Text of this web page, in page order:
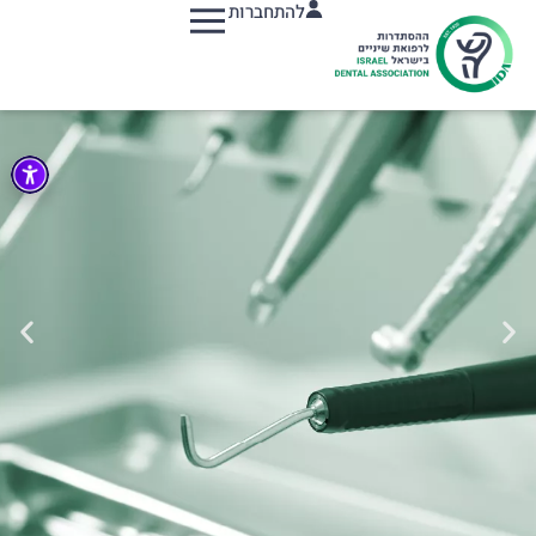
להתחברות
29.06.2023
הרצאה מיוחדת בשיתוף קולגייט
קראו עוד
05.04.2023
הר"ש במבצע מיוחד לחברים ברכישת ציוד מקצועי למרפאה